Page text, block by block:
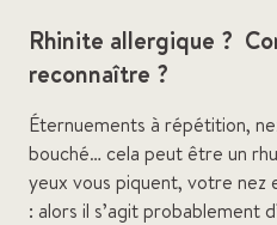
Rhinite allergique ?
reconnaître ?
Éternuements à répétition,
bouché… cela peut être un
yeux vous piquent, votre
: alors il s’agit probablement